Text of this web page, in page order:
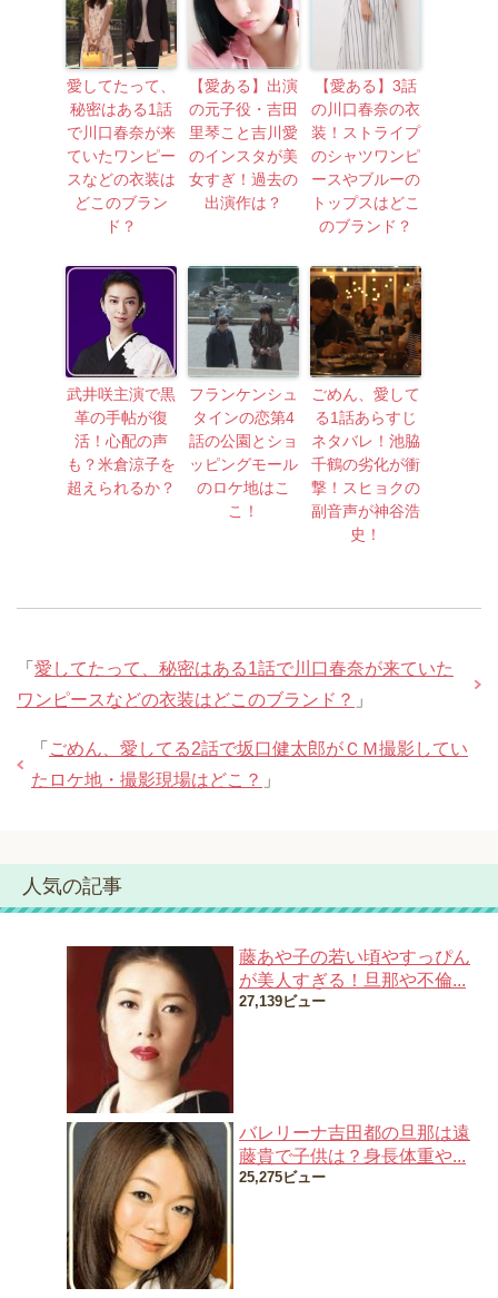
愛してたって、
秘密はある1話
で川口春奈が来
ていたワンピー
スなどの衣装は
どこのブラン
ド？
【愛ある】出演
の元子役・吉田
里琴こと吉川愛
のインスタが美
女すぎ！過去の
出演作は？
【愛ある】3話
の川口春奈の衣
装！ストライプ
のシャツワンピ
ースやブルーの
トップスはどこ
のブランド？
武井咲主演で黒
革の手帖が復
活！心配の声
も？米倉涼子を
超えられるか？
フランケンシュ
タインの恋第4
話の公園とショ
ッピングモール
のロケ地はこ
こ！
ごめん、愛して
る1話あらすじ
ネタバレ！池脇
千鶴の劣化が衝
撃！スヒョクの
副音声が神谷浩
史！
「 愛してたって、秘密はある1話で川口春奈が来ていた
ワンピースなどの衣装はどこのブランド？ 」
「 ごめん、愛してる2話で坂口健太郎がＣＭ撮影してい
たロケ地・撮影現場はどこ？ 」
人気の記事
藤あや子の若い頃やすっぴん
が美人すぎる！旦那や不倫...
27,139ビュー
バレリーナ吉田都の旦那は遠
藤貴で子供は？身長体重や...
25,275ビュー